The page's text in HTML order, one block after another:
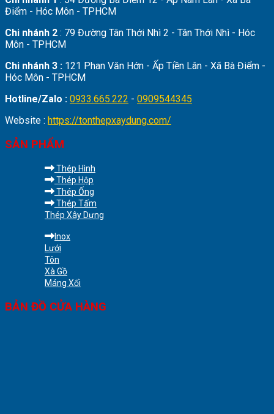
Điểm - Hóc Môn - TPHCM
Chi nhánh 2 : 79 Đường Tân Thới Nhì 2 - Tân Thới Nhì - Hóc
Môn - TPHCM
Chi nhánh 3 : 121 Phan Văn Hớn - Ấp Tiền Lân - Xã Bà Điểm -
Hóc Môn - TPHCM
Hotline/Zalo : 0933.665.222 - 0909544345
Website : https://tonthepxaydung.com/
SẢN PHẨM
Thép Hình
Thép Hộp
Thép Ống
Thép Tấm
Thép Xây Dựng
Inox
Lưới
Tôn
Xà Gồ
Máng Xối
BẢN ĐỒ CỬA HÀNG